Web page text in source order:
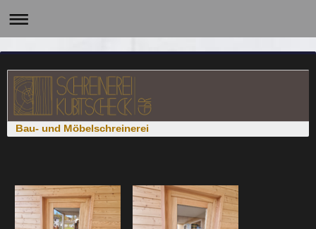
Bau- und Möbelschreinerei